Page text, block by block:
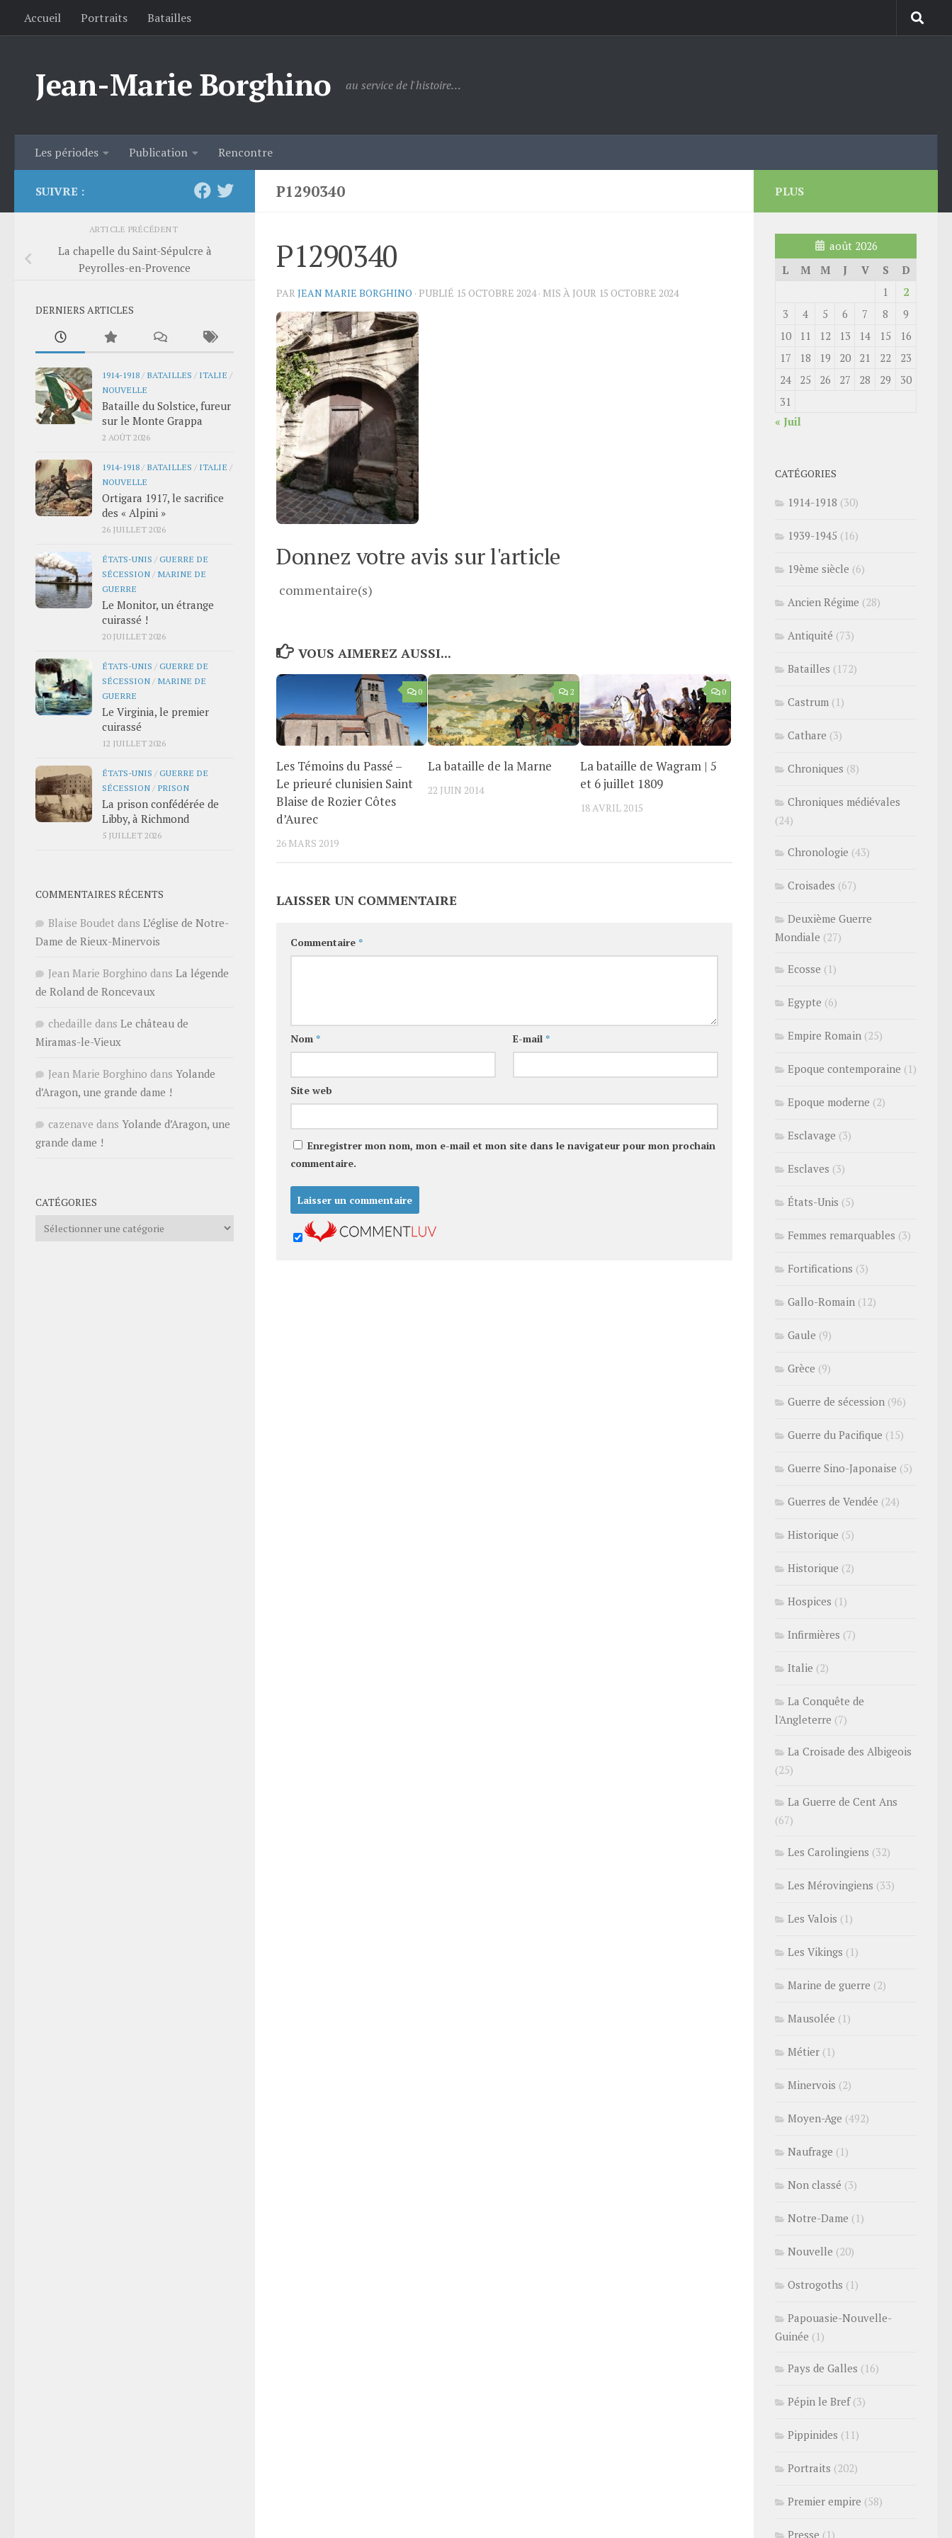
Skip to content
Accueil Portraits Batailles
Jean-Marie Borghino au service de l'histoire…
Les périodes Publication Rencontre
P1290340
P1290340
PAR JEAN MARIE BORGHINO · PUBLIÉ 15 OCTOBRE 2024· MIS À JOUR 15 OCTOBRE 2024
Donnez votre avis sur l'article
commentaire(s)
VOUS AIMEREZ AUSSI...
0
Les Témoins du Passé –
Le prieuré clunisien Saint
Blaise de Rozier Côtes
d’Aurec
26 MARS 2019
2
La bataille de la Marne
22 JUIN 2014
0
La bataille de Wagram | 5
et 6 juillet 1809
18 AVRIL 2015
LAISSER UN COMMENTAIRE
Commentaire *
Nom * E-mail *
Site web
Enregistrer mon nom, mon e-mail et mon site dans le navigateur pour mon prochain
commentaire.
SUIVRE :
ARTICLE PRÉCÉDENT
La chapelle du Saint-Sépulcre à
Peyrolles-en-Provence
DERNIERS ARTICLES
1914-1918 / BATAILLES / ITALIE /
NOUVELLE
Bataille du Solstice, fureur
sur le Monte Grappa
2 AOÛT 2026
1914-1918 / BATAILLES / ITALIE /
NOUVELLE
Ortigara 1917, le sacrifice
des « Alpini »
26 JUILLET 2026
ÉTATS-UNIS /GUERRE DE
SÉCESSION / MARINE DE
GUERRE
Le Monitor, un étrange
cuirassé !
20 JUILLET 2026
ÉTATS-UNIS /GUERRE DE
SÉCESSION / MARINE DE
GUERRE
Le Virginia, le premier
cuirassé
12 JUILLET 2026
ÉTATS-UNIS /GUERRE DE
SÉCESSION / PRISON
La prison confédérée de
Libby, à Richmond
5 JUILLET 2026
COMMENTAIRES RÉCENTS
Blaise Boudet dans L’église de Notre-
Dame de Rieux-Minervois
Jean Marie Borghino dans La légende
de Roland de Roncevaux
chedaille dans Le château de
Miramas-le-Vieux
Jean Marie Borghino dans Yolande
d’Aragon, une grande dame !
cazenave dans Yolande d’Aragon, une
grande dame !
CATÉGORIES
Catégories
PLUS
août 2026
L
M M J V S
D
1
2
3
4 5 6 7 8
9
10
11 12 13 14 15
16
17
18 19 20 21 22
23
24
25 26 27 28 29
30
31
« Juil
CATÉGORIES
1914-1918 (30)
1939-1945 (16)
19ème siècle (6)
Ancien Régime (28)
Antiquité (73)
Batailles (172)
Castrum (1)
Cathare (3)
Chroniques (8)
Chroniques médiévales
(24)
Chronologie (43)
Croisades (67)
Deuxième Guerre
Mondiale (27)
Ecosse (1)
Egypte (6)
Empire Romain (25)
Epoque contemporaine (1)
Epoque moderne (2)
Esclavage (3)
Esclaves (3)
États-Unis (5)
Femmes remarquables (3)
Fortifications (3)
Gallo-Romain (12)
Gaule (9)
Grèce (9)
Guerre de sécession (96)
Guerre du Pacifique (15)
Guerre Sino-Japonaise (5)
Guerres de Vendée (24)
Historique (5)
Historique (2)
Hospices (1)
Infirmières (7)
Italie (2)
La Conquête de
l'Angleterre (7)
La Croisade des Albigeois
(25)
La Guerre de Cent Ans
(67)
Les Carolingiens (32)
Les Mérovingiens (33)
Les Valois (1)
Les Vikings (1)
Marine de guerre (2)
Mausolée (1)
Métier (1)
Minervois (2)
Moyen-Age (492)
Naufrage (1)
Non classé (3)
Notre-Dame (1)
Nouvelle (20)
Ostrogoths (1)
Papouasie-Nouvelle-
Guinée (1)
Pays de Galles (16)
Pépin le Bref(3)
Pippinides (11)
Portraits (202)
Premier empire (58)
Presse (1)